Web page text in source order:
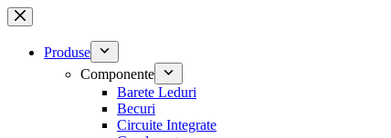
Sari
la
conținutProduse
Componente
Barete Leduri
Becuri
Circuite Integrate